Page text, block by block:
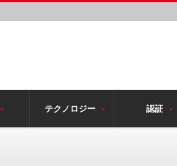
テクノロジー 認証